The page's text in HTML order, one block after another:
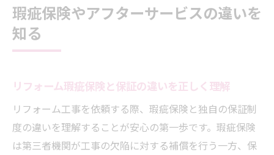
瑕疵保険やアフターサービスの違いを
知る
リフォーム瑕疵保険と保証の違いを正しく理解
リフォーム工事を依頼する際、瑕疵保険と独自の保証制
度の違いを理解することが安心の第一歩です。瑕疵保険
は第三者機関が工事の欠陥に対する補償を行う一方、保